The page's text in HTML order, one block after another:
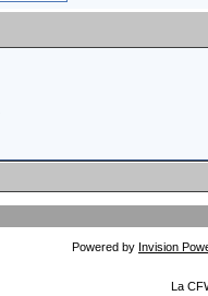
Powered by Invision
La